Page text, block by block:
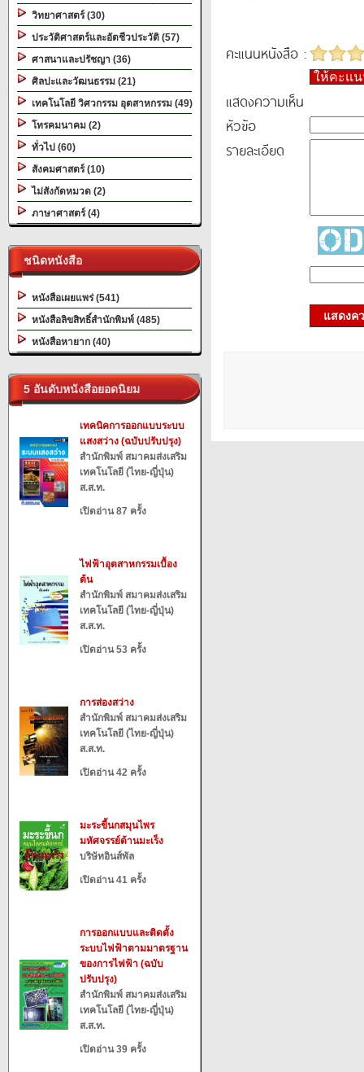
วิทยาศาสตร์ (30)
ประวัติศาสตร์และอัตชีวประวัติ (57)
ศาสนาและปรัชญา (36)
ศิลปะและวัฒนธรรม (21)
เทคโนโลยี วิศวกรรม อุตสาหกรรม (49)
โทรคมนาคม (2)
ทั่วไป (60)
สังคมศาสตร์ (10)
ไม่สังกัดหมวด (2)
ภาษาศาสตร์ (4)
ชนิดหนังสือ
หนังสือเผยแพร่ (541)
หนังสือลิขสิทธิ์สำนักพิมพ์ (485)
หนังสือหายาก (40)
5 อันดับหนังสือยอดนิยม
เทคนิคการออกแบบระบบ
แสงสว่าง (ฉบับปรับปรุง)
สำนักพิมพ์ สมาคมส่งเสริม
เทคโนโลยี (ไทย-ญี่ปุ่น)
ส.ส.ท.
เปิดอ่าน 87 ครั้ง
ไฟฟ้าอุตสาหกรรมเบื้อง
ต้น
สำนักพิมพ์ สมาคมส่งเสริม
เทคโนโลยี (ไทย-ญี่ปุ่น)
ส.ส.ท.
เปิดอ่าน 53 ครั้ง
การส่องสว่าง
สำนักพิมพ์ สมาคมส่งเสริม
เทคโนโลยี (ไทย-ญี่ปุ่น)
ส.ส.ท.
เปิดอ่าน 42 ครั้ง
มะระขี้นกสมุนไพร
มหัศจรรย์ต้านมะเร็ง
บริษัทอินส์พัล
เปิดอ่าน 41 ครั้ง
การออกแบบและติดตั้ง
ระบบไฟฟ้าตามมาตรฐาน
ของการไฟฟ้า (ฉบับ
ปรับปรุง)
สำนักพิมพ์ สมาคมส่งเสริม
เทคโนโลยี (ไทย-ญี่ปุ่น)
ส.ส.ท.
เปิดอ่าน 39 ครั้ง
คะแนนหนังสือ :
ให้คะแ
แสดงความเห็น
หัวข้อ
รายละเอียด
แสดงค